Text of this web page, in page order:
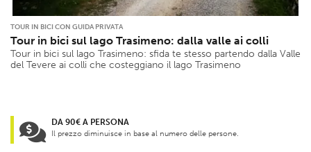
TOUR IN BICI CON GUIDA PRIVATA
Tour in bici sul lago Trasimeno: dalla valle ai colli
Tour in bici sul lago Trasimeno: sfida te stesso partendo dalla Valle
del Tevere ai colli che costeggiano il lago Trasimeno
DA 90€ A PERSONA
Il prezzo diminuisce in base al numero delle persone.